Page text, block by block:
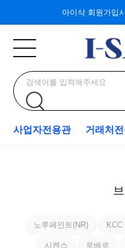
아이삭 회원가입
사업자전용관 거래처
노루페인트(NR) KCC
시켄스 로베로